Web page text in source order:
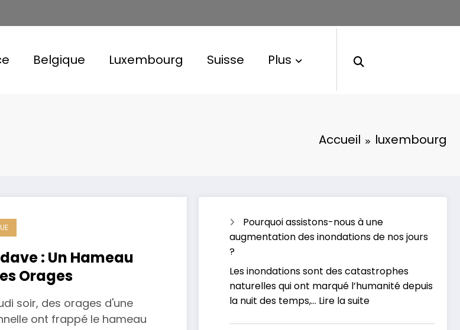
Belgique Luxembourg Suisse Plus
Accueil luxembourg
: Un Hameau
Orages
soir, des orages d'une
ont frappé le hameau
Pourquoi assistons-nous à une
augmentation des inondations de nos jours
?
Les inondations sont des catastrophes
naturelles qui ont marqué l’humanité depuis
la nuit des temps,… Lire la suite: